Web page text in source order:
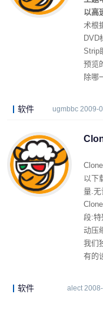
以高
术根
DVD
Strip
预览
除哪
软件 ugmbbc 2009-
以下
量.
段:特
动压
我们
有的
标
软件 alect